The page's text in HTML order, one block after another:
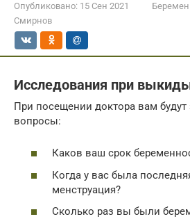
Опубликовано: 15 Сен 2021
Смирнов
Исследования при
При посещении доктора вам будут
вопросы:
Каков ваш срок
Когда у вас была
менструация?
Сколько раз вы были